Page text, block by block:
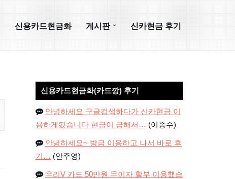
신용카드현금화 게시판 신카현금 후기
신용카드현금화(카드깡) 후기
안녕하세요 구글검색하다가 신카현금 이
용하게됬습니다 현금이 급해서… (이종수)
안녕하세요~ 방금 이용하고 나서 바로 후
기… (안주영)
우리V 카드 50만원 무이자 할부 이용했습